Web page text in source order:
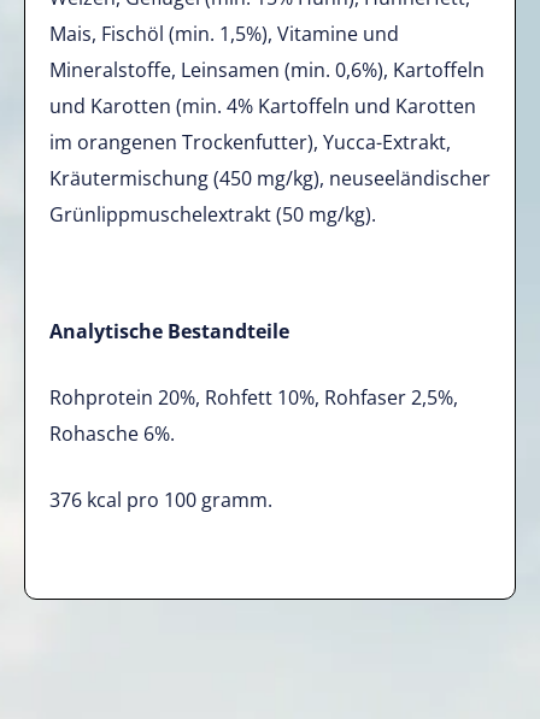
Mais, Fischöl (min. 1,5%), Vitamine und
Mineralstoffe, Leinsamen (min. 0,6%), Kartoffeln
und Karotten (min. 4% Kartoffeln und Karotten
im orangenen Trockenfutter), Yucca-Extrakt,
Kräutermischung (450 mg/kg), neuseeländischer
Grünlippmuschelextrakt (50 mg/kg).
Analytische Bestandteile
Rohprotein 20%, Rohfett 10%, Rohfaser 2,5%,
Rohasche 6%.
376 kcal pro 100 gramm.